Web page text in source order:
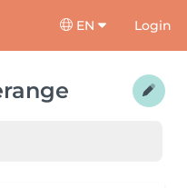
EN Login